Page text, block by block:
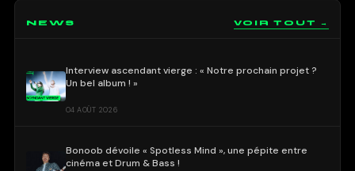
NEWS VOIR TOUT →
Interview ascendant vierge : « Notre prochain projet ?
Un bel album ! »
04 AOÛT 2026
Bonoob dévoile « Spotless Mind », une pépite entre
cinéma et Drum & Bass !